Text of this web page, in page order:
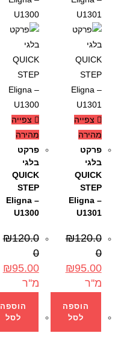
צפייה
מהירה
פרקט
בלגי
QUICK
STEP
Eligna –
U1300
₪120.0
0
₪95.00
מ''ר
הוספה
לסל
צפייה
מהירה
פרקט
בלגי
QUICK
STEP
Eligna –
U1301
₪120.0
0
₪95.00
מ''ר
הוספה
לסל